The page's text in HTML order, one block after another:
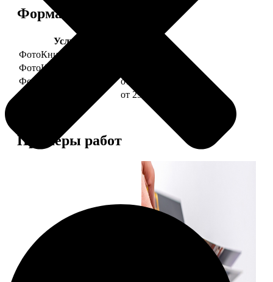
Форматы и цены
Услуга
ФотоКниги "Премиум"
ФотоКниги "Слим"
ФотоКниги "Лайт"
от 2990
ФотоКниги "Софт"
от 2990
Примеры работ